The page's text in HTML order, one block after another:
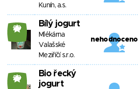
Kunín, a.s.
29 Bílý jogurt
Mlékárna
Valašské
Meziříčí s.r.o.
nehodnoceno
29
Bio řecký
jogurt